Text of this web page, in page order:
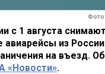
с 1 августа
авиарейсы из
на въезд.
«Новости».